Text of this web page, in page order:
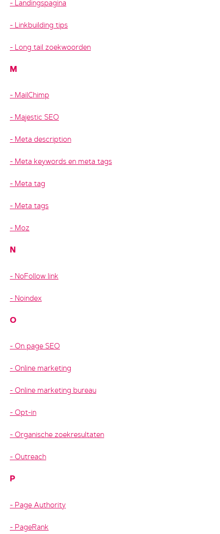
Landingspagina
Linkbuilding tips
Long tail zoekwoorden
M
MailChimp
Majestic SEO
Meta description
Meta keywords en meta tags
Meta tag
Meta tags
Moz
N
NoFollow link
Noindex
O
On page SEO
Online marketing
Online marketing bureau
Opt-in
Organische zoekresultaten
Outreach
P
Page Authority
PageRank